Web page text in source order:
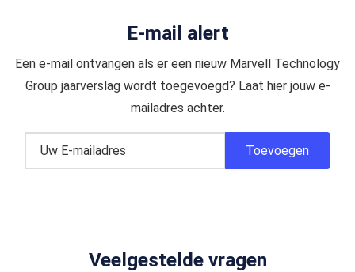
E-mail alert
Een e-mail ontvangen als er een nieuw Marvell Technology
Group jaarverslag wordt toegevoegd? Laat hier jouw e-
mailadres achter.
Veelgestelde vragen